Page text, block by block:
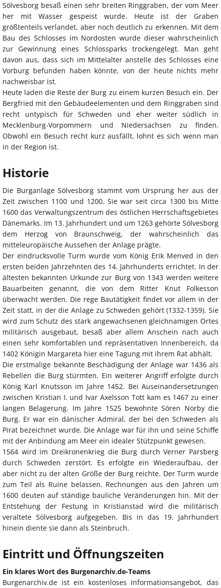
Sölvesborg besaß einen sehr breiten Ringgraben, der vom Meer
her mit Wasser gespeist wurde. Heute ist der Graben
größtenteils verlandet, aber noch deutlich zu erkennen. Mit dem
Bau des Schlosses im Nordosten wurde dieser wahrscheinlich
zur Gewinnung eines Schlossparks trockengelegt. Man geht
davon aus, dass sich im Mittelalter anstelle des Schlosses eine
Vorburg befunden haben könnte, von der heute nichts mehr
nachweisbar ist.
Heute laden die Reste der Burg zu einem kurzen Besuch ein. Der
Bergfried mit den Gebäudeelementen und dem Ringgraben sind
recht untypisch für Schweden und eher weiter südlich in
Mecklenburg-Vorpommern und Niedersachsen zu finden.
Obwohl ein Besuch recht kurz ausfällt, lohnt es sich wenn man
in der Region ist.
Historie
Die Burganlage Sölvesborg stammt vom Ursprung her aus der
Zeit zwischen 1100 und 1200. Sie war seit circa 1300 bis Mitte
1600 das Verwaltungszentrum des östlichen Herrschaftsgebietes
Dänemarks. Im 13. Jahrhundert und um 1263 gehörte Sölvesborg
dem Herzog von Braunschweig, der wahrscheinlich das
mitteleuropäische Aussehen der Anlage prägte.
Der eindrucksvolle Turm wurde vom König Erik Menved in den
ersten beiden Jahrzehnten des 14. Jahrhunderts errichtet. In der
ältesten bekannten Urkunde zur Burg von 1343 werden weitere
Bauarbeiten genannt, die von dem Ritter Knut Folkesson
überwacht werden. Die rege Bautätigkeit findet vor allem in der
Zeit statt, in der die Anlage zu Schweden gehört (1332-1359). Sie
wird zum Schutz des stark angewachsenen gleichnamigen Ortes
militärisch ausgebaut, besaß aber allem Anschein nach auch
einen sehr komfortablen und repräsentativen Innenbereich, da
1402 Königin Margareta hier eine Tagung mit ihrem Rat abhält.
Die erstmalige bekannte Beschädigung der Anlage war 1436 als
Rebellen die Burg stürmten. Ein weiterer Angriff erfolgte durch
König Karl Knutsson im Jahre 1452. Bei Auseinandersetzungen
zwischen Kristian I. und Ivar Axelsson Tott kam es 1467 zu einer
langen Belagerung. Im Jahre 1525 bewohnte Sören Norby die
Burg. Er war ein dänischer Admiral, der bei den Schweden als
Pirat bezeichnet wurde. Die Anlage war für ihn und seine Schiffe
mit der Anbindung am Meer ein idealer Stützpunkt gewesen.
1564 wird im Dreikronenkrieg die Burg durch Verner Parsberg
durch Schweden zerstört. Es erfolgte ein Wiederaufbau, der
aber nicht zu der alten Größe der Burg reichte. Der Turm wurde
zum Teil als Ruine belassen. Rechnungen aus den Jahren um
1600 deuten auf ständige bauliche Veränderungen hin. Mit der
Entstehung der Festung in Kristianstad wird die militärisch
veraltete Sölvesborg aufgegeben. Bis in das 19. Jahrhundert
hinein diente sie dann als Steinbruch.
Eintritt und Öffnungszeiten
Ein klares Wort des Burgenarchiv.de-Teams
Burgenarchiv.de ist ein kostenloses Informationsangebot, das